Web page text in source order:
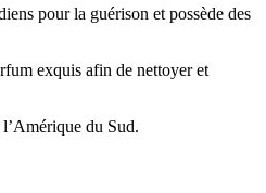
pour la guérison et possède des
exquis afin de nettoyer et
l’Amérique du Sud.